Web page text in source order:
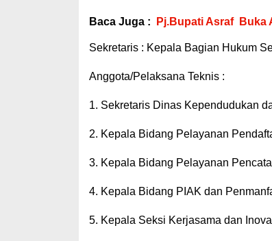
Baca Juga : Pj.Bupati Asraf Buka
Sekretaris : Kepala Bagian Hukum
Anggota/Pelaksana Teknis :
1. Sekretaris Dinas Kependudukan
2. Kepala Bidang Pelayanan
3. Kepala Bidang Pelayanan
4. Kepala Bidang PIAK dan
5. Kepala Seksi Kerjasama dan